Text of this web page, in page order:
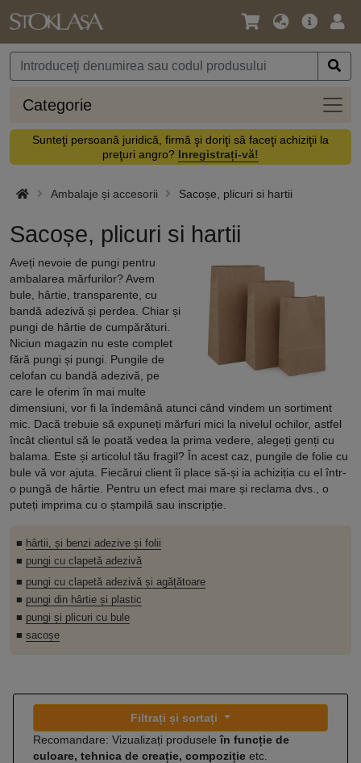
Limbă
Monedă
Meniul
Categorie
Sunteţi persoană juridică, firmă şi doriţi să faceţi achiziţii la
preţuri angro? Inregistrați-vă!
Ambalaje și accesorii Sacoșe, plicuri si hartii
Sacoșe, plicuri si hartii
Aveți nevoie de pungi pentru
ambalarea mărfurilor? Avem
bule, hârtie, transparente, cu
bandă adezivă și perdea. Chiar și
pungi de hârtie de cumpărături.
Niciun magazin nu este complet
fără pungi și pungi. Pungile de
celofan cu bandă adezivă, pe
care le oferim în mai multe
dimensiuni, vor fi la îndemână atunci când vindem un sortiment
mic. Dacă trebuie să expuneți mărfuri mici la nivelul ochilor, astfel
încât clientul să le poată vedea la prima vedere, alegeți genți cu
balama. Este și articolul tău fragil? În acest caz, pungile de folie cu
bule vă vor ajuta. Fiecărui client îi place să-și ia achiziția cu el într-
o pungă de hârtie. Pentru un efect mai mare și reclama dvs., o
puteți imprima cu o ștampilă sau inscripție.
■ hârtii, și benzi adezive și folii
■ pungi cu clapetă adezivă
■ pungi cu clapetă adezivă și agățătoare
■ pungi din hârtie și plastic
■ pungi și plicuri cu bule
■ sacoșe
Filtrați și sortați
Recomandare: Vizualizați produseleîn funcție de
culoare, tehnica de creație, compoziție etc.